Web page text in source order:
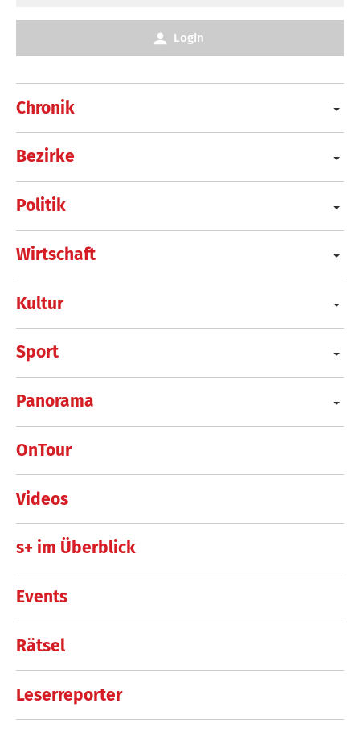
Chronik
Bezirke
Politik
Wirtschaft
Kultur
Sport
Panorama
OnTour
Videos
s+ im Überblick
Events
Rätsel
Leserreporter
Login